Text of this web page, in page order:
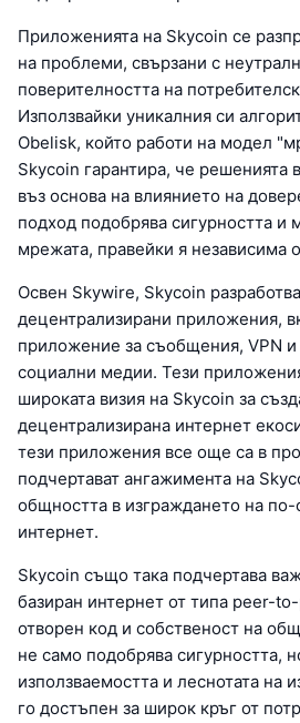
Приложенията на Skycoin се
на проблеми, свързани с
поверителността на
Използвайки уникалния си
Obelisk, който работи на модел
Skycoin гарантира, че решенията
въз основа на влиянието на
подход подобрява сигурността и
мрежата, правейки я независима
Освен Skywire, Skycoin
децентрализирани приложения,
приложение за съобщения, VPN и
социални медии. Тези
широката визия на Skycoin за
децентрализирана интернет
тези приложения все още са в
подчертават ангажимента на
общността в изграждането на по-
интернет.
Skycoin също така подчертава
базиран интернет от типа peer-
отворен код и собственост на
не само подобрява сигурността,
използваемостта и леснотата на
го достъпен за широк кръг от